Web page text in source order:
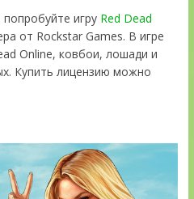
игру Red Dead
от Rockstar Games. В игре
Online, ковбои, лошади и
Купить лицензию можно